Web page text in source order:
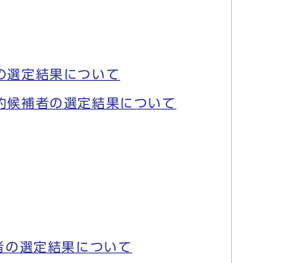
選定結果について
補者の選定結果について
選定結果について